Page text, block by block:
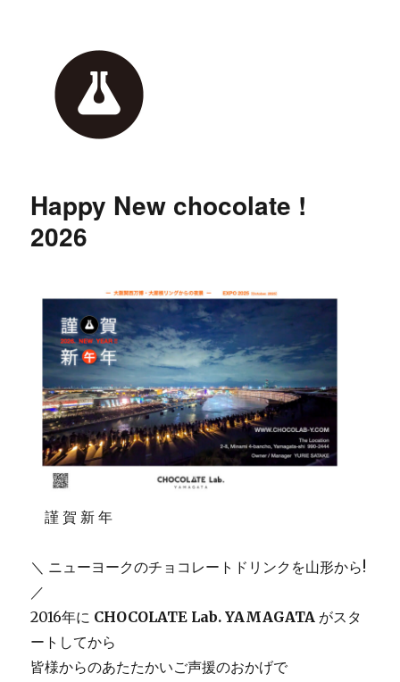
Happy New chocolate !
2026
謹 賀 新 年
＼ ニューヨークのチョコレートドリンクを山形から!
／
2016年に CHOCOLATE Lab. YAMAGATA がスタ
ートしてから
皆様からのあたたかいご声援のおかげで